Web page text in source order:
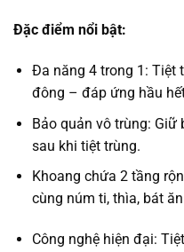
Đặc điểm nổi bật:
Đa năng 4 trong 1: Tiệt
đông – đáp ứng hầu
Bảo quản vô trùng:
sau khi tiệt trùng.
Khoang chứa 2 tầng
cùng núm ti, thìa, bát
Công nghệ hiện đại: